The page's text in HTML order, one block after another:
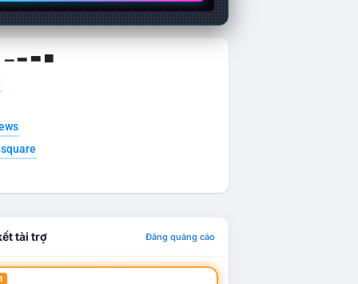
▁ ▂ ▃ ▄
tài trợ Đăng quảng cáo